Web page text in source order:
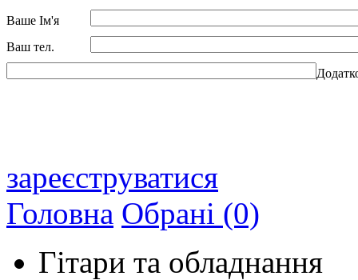
Ваше Ім'я
Ваш тел.
зареєструватися
Головна Обрані (0)
Гітари та обладнання